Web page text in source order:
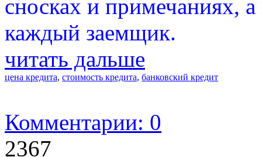
сносках и примечаниях,
каждый заемщик.
читать дальше
цена кредита, стоимость кредита, банковский кредит
Комментарии: 0
2367